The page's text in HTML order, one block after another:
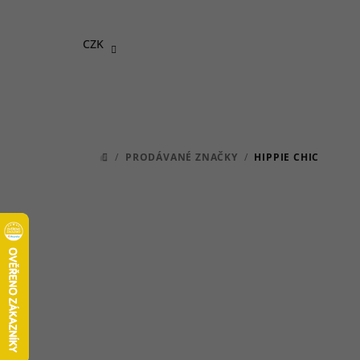
CZK
DOMŮ
/ PRODÁVANÉ ZNAČKY / HIPPIE CHIC